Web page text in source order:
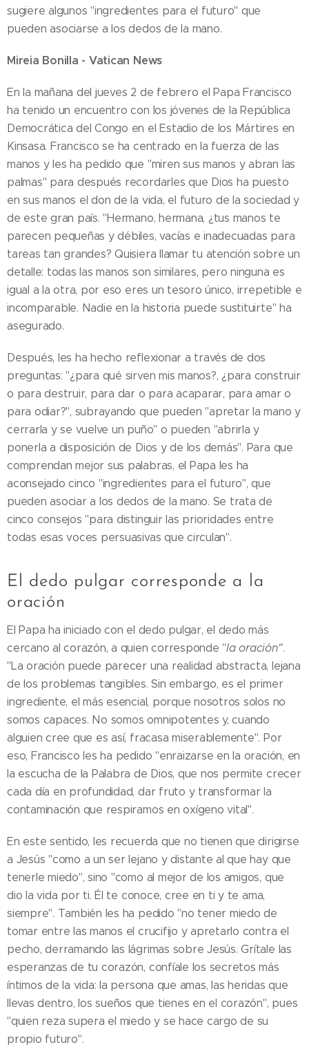
sugiere algunos "ingredientes para el futuro" que
pueden asociarse a los dedos de la mano.
Mireia Bonilla - Vatican News
En la mañana del jueves 2 de febrero el Papa Francisco
ha tenido un encuentro con los jóvenes de la República
Democrática del Congo en el Estadio de los Mártires en
Kinsasa. Francisco se ha centrado en la fuerza de las
manos y les ha pedido que "miren sus manos y abran las
palmas" para después recordarles que Dios ha puesto
en sus manos el don de la vida, el futuro de la sociedad y
de este gran país. "Hermano, hermana, ¿tus manos te
parecen pequeñas y débiles, vacías e inadecuadas para
tareas tan grandes? Quisiera llamar tu atención sobre un
detalle: todas las manos son similares, pero ninguna es
igual a la otra, por eso eres un tesoro único, irrepetible e
incomparable. Nadie en la historia puede sustituirte" ha
asegurado.
Después, les ha hecho reflexionar a través de dos
preguntas: "¿para qué sirven mis manos?, ¿para construir
o para destruir, para dar o para acaparar, para amar o
para odiar?", subrayando que pueden "apretar la mano y
cerrarla y se vuelve un puño" o pueden "abrirla y
ponerla a disposición de Dios y de los demás". Para que
comprendan mejor sus palabras, el Papa les ha
aconsejado cinco "ingredientes para el futuro", que
pueden asociar a los dedos de la mano. Se trata de
cinco consejos "para distinguir las prioridades entre
todas esas voces persuasivas que circulan".
El dedo pulgar corresponde a la
oración
El Papa ha iniciado con el dedo pulgar, el dedo más
cercano al corazón, a quien corresponde "la oración".
"La oración puede parecer una realidad abstracta, lejana
de los problemas tangibles. Sin embargo, es el primer
ingrediente, el más esencial, porque nosotros solos no
somos capaces. No somos omnipotentes y, cuando
alguien cree que es así, fracasa miserablemente". Por
eso, Francisco les ha pedido "enraizarse en la oración, en
la escucha de la Palabra de Dios, que nos permite crecer
cada día en profundidad, dar fruto y transformar la
contaminación que respiramos en oxígeno vital".
En este sentido, les recuerda que no tienen que dirigirse
a Jesús "como a un ser lejano y distante al que hay que
tenerle miedo", sino "como al mejor de los amigos, que
dio la vida por ti. Él te conoce, cree en ti y te ama,
siempre". También les ha pedido "no tener miedo de
tomar entre las manos el crucifijo y apretarlo contra el
pecho, derramando las lágrimas sobre Jesús. Grítale las
esperanzas de tu corazón, confíale los secretos más
íntimos de la vida: la persona que amas, las heridas que
llevas dentro, los sueños que tienes en el corazón", pues
"quien reza supera el miedo y se hace cargo de su
propio futuro".